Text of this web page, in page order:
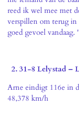
reed ik wel mee met
verspillen om terug
goed gevoel vandaag. '
2. 31-8 Lelystad –
Arne eindigt 116e in
48,378 km/h